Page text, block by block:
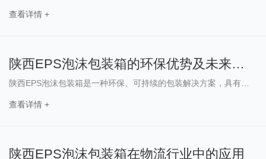
查看详情 +
陕西EPS泡沫包装箱的环保优势及未来发展趋势
查看详情 +
陕西EPS泡沫包装箱在物流行业中的应用